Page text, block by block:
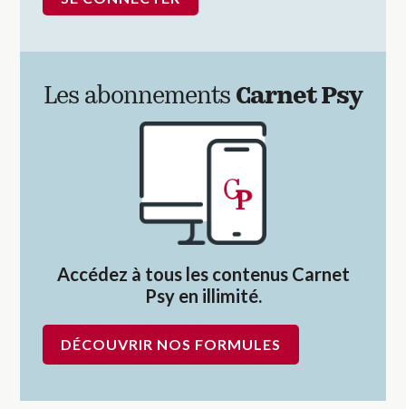
Les abonnements Carnet Psy
Accédez à tous les contenus Carnet
Psy en illimité.
DÉCOUVRIR NOS FORMULES